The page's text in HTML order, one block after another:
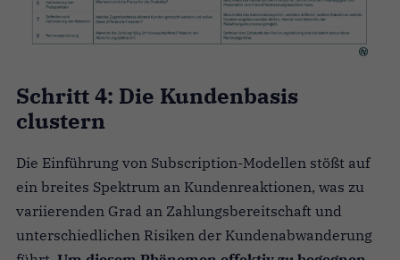
Schritt 4: Die Kundenbasis
clustern
Die Einführung von Subscription-Modellen stößt auf
ein breites Spektrum an Kundenreaktionen, was zu
variierenden Grad an Zahlungsbereitschaft und
unterschiedlichen Risiken der Kundenabwanderung